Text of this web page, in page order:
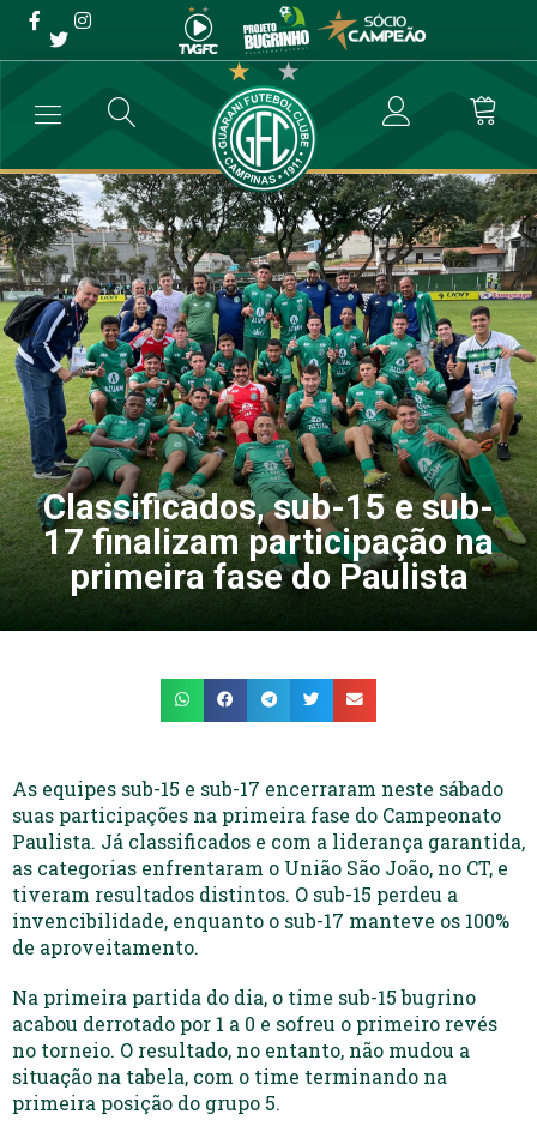
Classificados, sub-15 e
sub-17 finalizam
participação na primeira
fase do Paulista
→ Categoria de Base → Classificados, sub-15 e sub-17 finalizam
Classificados, sub-15 e sub-
17 finalizam participação na
primeira fase do Paulista
As equipes sub-15 e sub-17 encerraram neste sábado
suas participações na primeira fase do Campeonato
Paulista. Já classificados e com a liderança garantida,
as categorias enfrentaram o União São João, no CT, e
tiveram resultados distintos. O sub-15 perdeu a
invencibilidade, enquanto o sub-17 manteve os 100%
de aproveitamento.
Na primeira partida do dia, o time sub-15 bugrino
acabou derrotado por 1 a 0 e sofreu o primeiro revés
no torneio. O resultado, no entanto, não mudou a
situação na tabela, com o time terminando na
primeira posição do grupo 5.